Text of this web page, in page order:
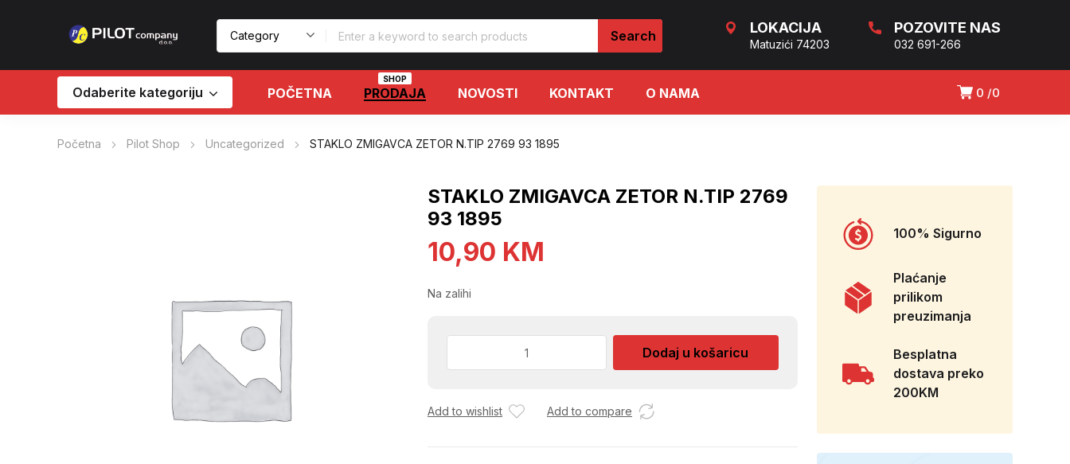
LOKACIJA
Matuzići 74203
POZOVITE NAS
032 691-266
0 0
Odaberite kategoriju POČETNA PRODAJA
SHOP
NOVOSTI KONTAKT O NAMA
Početna Pilot Shop Uncategorized STAKLO ZMIGAVCA ZETOR N.TIP 2769 93 1895
STAKLO ZMIGAVCA ZETOR N.TIP 2769
93 1895
10,90 KM
Na zalihi
2769
Dodaj u košaricu
Add to wishlist Add to compare
100% Sigurno
Plaćanje
prilikom
preuzimanja
Besplatna
dostava preko
200KM